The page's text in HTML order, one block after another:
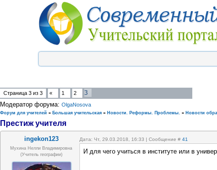
Страница 3 из 3 « 1 2
3
Модератор форума: OlgaNosova
Форум для учителей » Большая учительская » Новости. Реформы. Проблемы. » Новости
Престиж учителя
ingekon123 Дата: Чт, 29.03.2018, 16:33 | Сообщение # 41
Мухина Нелли Владимировна
(Учитель географии)
И для чего учиться в институте или в